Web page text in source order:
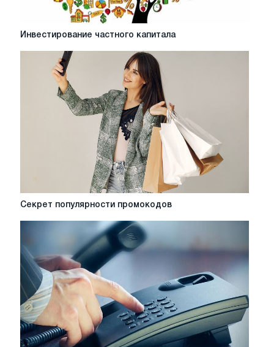
Инвестирование
частного
Инвестирование частного капитала
Секрет
популярности
Секрет популярности промокодов